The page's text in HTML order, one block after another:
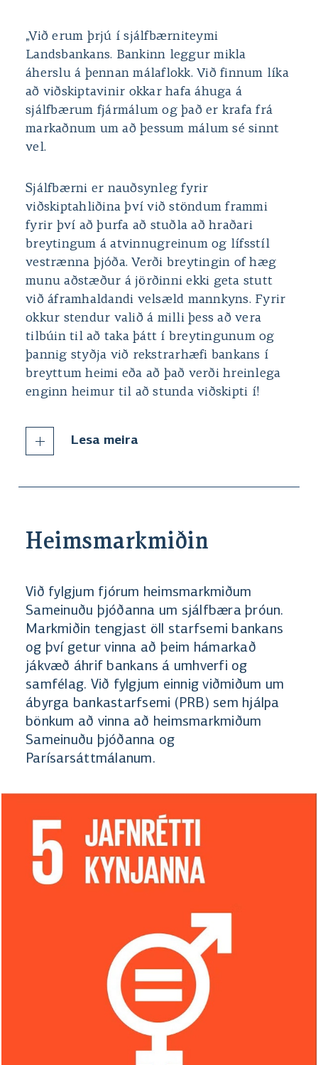
„Við erum þrjú í sjálfbærniteymi
Landsbankans. Bankinn leggur mikla
áherslu á þennan málaflokk. Við finnum líka
að viðskiptavinir okkar hafa áhuga á
sjálfbærum fjármálum og það er krafa frá
markaðnum um að þessum málum sé sinnt
vel.
Sjálfbærni er nauðsynleg fyrir
viðskiptahliðina því við stöndum frammi
fyrir því að þurfa að stuðla að hraðari
breytingum á atvinnugreinum og lífsstíl
vestrænna þjóða. Verði breytingin of hæg
munu aðstæður á jörðinni ekki geta stutt
við áframhaldandi velsæld mannkyns. Fyrir
okkur stendur valið á milli þess að vera
tilbúin til að taka þátt í breytingunum og
þannig styðja við rekstrarhæfi bankans í
breyttum heimi eða að það verði hreinlega
enginn heimur til að stunda viðskipti í!
Lesa meira
Heimsmarkmiðin
Við fylgjum fjórum heimsmarkmiðum
Sameinuðu þjóðanna um sjálfbæra þróun.
Markmiðin tengjast öll starfsemi bankans
og því getur vinna að þeim hámarkað
jákvæð áhrif bankans á umhverfi og
samfélag. Við fylgjum einnig viðmiðum um
ábyrga bankastarfsemi (PRB) sem hjálpa
bönkum að vinna að heimsmarkmiðum
Sameinuðu þjóðanna og
Parísarsáttmálanum.